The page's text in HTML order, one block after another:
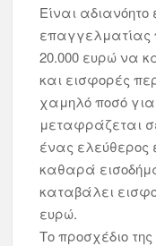
Είναι
επαγγελματίας
20.000 ευρώ να
και εισφορές
χαμηλό ποσό για
μεταφράζεται
ένας ελεύθερος
καθαρά
καταβάλει
ευρώ.
Το προσχέδιο